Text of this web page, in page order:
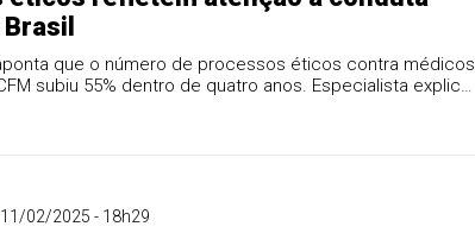
que o número de processos éticos contra médicos
subiu 55% dentro de quatro anos. Especialista explica
11/02/2025 - 18h29